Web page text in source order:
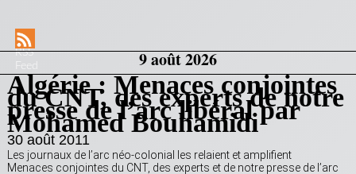
RSS
Feed
9 août 2026
Algérie : Menaces conjointes
du CNT, des experts de notre
presse de l’arc libéral par
Mohamed Bouhamidi
30 août 2011
Les journaux de l’arc néo-colonial les relaient et amplifient
Menaces conjointes du CNT, des experts et de notre presse de l’arc